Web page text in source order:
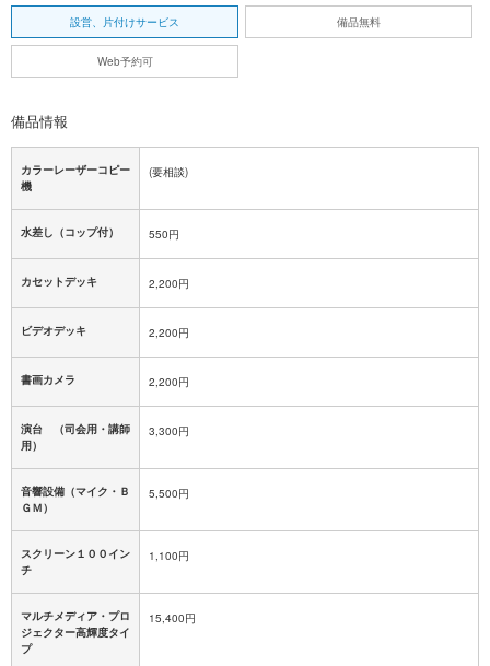
設営、片付けサービス 備品無料
Web予約可
備品情報
カラーレーザーコピー
機
(要相談)
水差し（コップ付） 550円
カセットデッキ 2,200円
ビデオデッキ 2,200円
書画カメラ 2,200円
演台 （司会用・講師
用）
3,300円
音響設備（マイク・Ｂ
ＧＭ）
5,500円
スクリーン１００イン
チ
1,100円
マルチメディア・プロ
ジェクター高輝度タイ
プ
15,400円